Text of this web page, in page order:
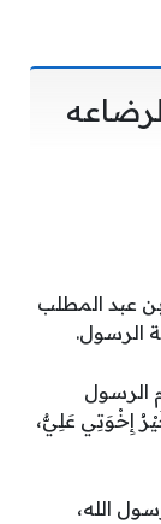
عبد المطلب
الرسول.
الرسول
إِخْوَتِي عَلِيٌّ،
الله،